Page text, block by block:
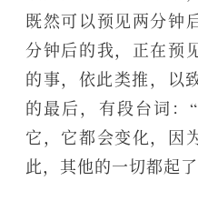
既然可以预见两分钟
分钟后的我，正在预
的事，依此类推，以
的最后，有段台词：
它，它都会变化，因
此，其他的一切都起了